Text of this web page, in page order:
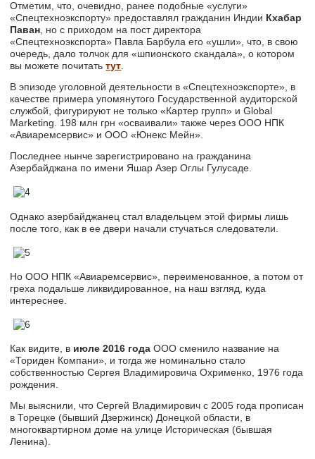
Отметим, что, очевидно, ранее подобные «услуги»
«Спецтехноэкспорту» предоставлял гражданин Индии Кхабар
Паван , но с приходом на пост директора
«Спецтехноэкспорта» Павла Барбула его «ушли», что, в свою
очередь, дало толчок для «шпионского скандала», о котором
вы можете почитатьтут
В эпизоде уголовной деятельности в «Спецтехноэкспорте», в
качестве примера упомянутого Государственной аудиторской
службой, фигурируют не только «Картер групп» и Global
Marketing. 198 млн грн «осваивали» также через ООО НПК
«Авиаремсервис» и ООО «Юнекс Мейн».
Последнее нынче зарегистрировано на гражданина
Азербайджана по имени Яшар Азер Оглы Гулусаде.
Однако азербайджанец стал владельцем этой фирмы лишь
после того, как в ее двери начали стучаться следователи.
Но ООО НПК «Авиаремсервис», переименованное, а потом от
греха подальше ликвидированное, на наш взгляд, куда
интереснее.
Как видите, в июле 2016 года ООО сменило название на
«Ториден Компани», и тогда же номинально стало
собственностью Сергея Владимировича Охрименко, 1976 года
рождения.
Мы выяснили, что Сергей Владимирович с 2005 года прописан
в Торецке (бывший Дзержинск) Донецкой области, в
многоквартирном доме на улице Историческая (бывшая
Ленина).